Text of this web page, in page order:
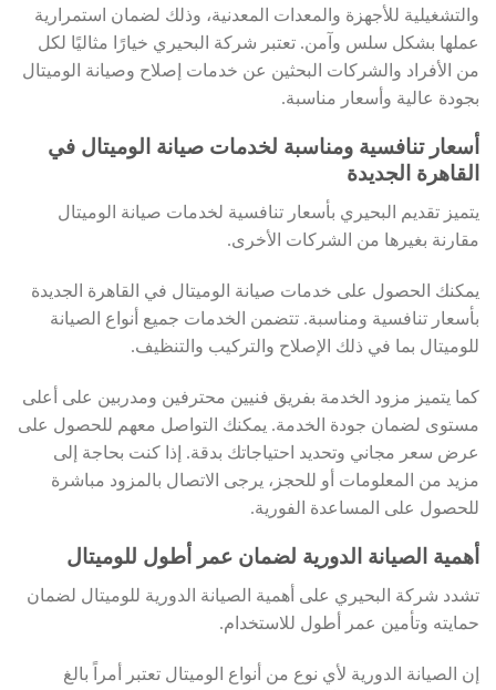
والتشغيلية للأجهزة والمعدات المعدنية، وذلك لضمان استمرارية
عملها بشكل سلس وآمن. تعتبر شركة البحيري خيارًا مثاليًا لكل
من الأفراد والشركات البحثين عن خدمات إصلاح وصيانة الوميتال
بجودة عالية وأسعار مناسبة.
أسعار تنافسية ومناسبة لخدمات صيانة الوميتال في
القاهرة الجديدة
يتميز تقديم البحيري بأسعار تنافسية لخدمات صيانة الوميتال
مقارنة بغيرها من الشركات الأخرى.
يمكنك الحصول على خدمات صيانة الوميتال في القاهرة الجديدة
بأسعار تنافسية ومناسبة. تتضمن الخدمات جميع أنواع الصيانة
للوميتال بما في ذلك الإصلاح والتركيب والتنظيف.
كما يتميز مزود الخدمة بفريق فنيين محترفين ومدربين على أعلى
مستوى لضمان جودة الخدمة. يمكنك التواصل معهم للحصول على
عرض سعر مجاني وتحديد احتياجاتك بدقة. إذا كنت بحاجة إلى
مزيد من المعلومات أو للحجز، يرجى الاتصال بالمزود مباشرة
للحصول على المساعدة الفورية.
أهمية الصيانة الدورية لضمان عمر أطول للوميتال
تشدد شركة البحيري على أهمية الصيانة الدورية للوميتال لضمان
حمايته وتأمين عمر أطول للاستخدام.
إن الصيانة الدورية لأي نوع من أنواع الوميتال تعتبر أمراً بالغ